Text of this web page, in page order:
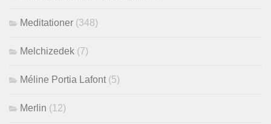
Meditationer (348)
Melchizedek (7)
Méline Portia Lafont (5)
Merlin (12)